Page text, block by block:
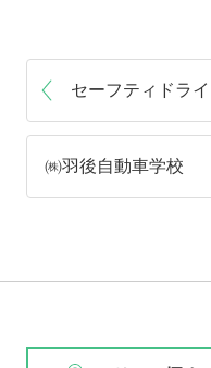
セーフティドラ
㈱羽後自動車学校